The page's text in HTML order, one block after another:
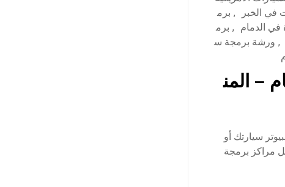
في الخبر , برم
في الدمام , برم
, ورشة برمجة س
– المن
سيارتك أو
مراكز برمجة